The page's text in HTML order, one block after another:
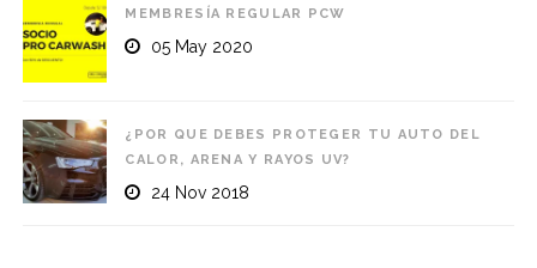
MEMBRESÍA REGULAR PCW
05 May 2020
¿POR QUE DEBES PROTEGER TU AUTO DEL
CALOR, ARENA Y RAYOS UV?
24 Nov 2018